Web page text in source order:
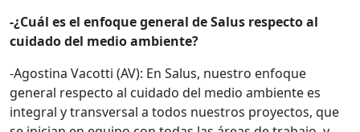
-¿Cuál es el enfoque general de Salus respecto al
cuidado del medio ambiente?
-Agostina Vacotti (AV): En Salus, nuestro enfoque
general respecto al cuidado del medio ambiente es
integral y transversal a todos nuestros proyectos, que